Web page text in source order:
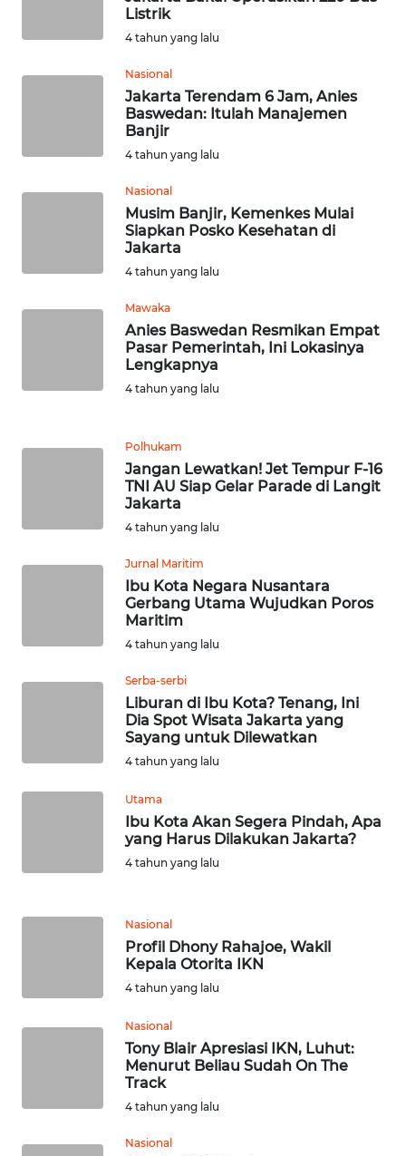
Listrik
4 tahun yang lalu
Nasional
Jakarta Terendam 6 Jam, Anies
Baswedan: Itulah Manajemen
Banjir
4 tahun yang lalu
Nasional
Musim Banjir, Kemenkes Mulai
Siapkan Posko Kesehatan di
Jakarta
4 tahun yang lalu
Mawaka
Anies Baswedan Resmikan Empat
Pasar Pemerintah, Ini Lokasinya
Lengkapnya
4 tahun yang lalu
Polhukam
Jangan Lewatkan! Jet Tempur F-16
TNI AU Siap Gelar Parade di Langit
Jakarta
4 tahun yang lalu
Jurnal Maritim
Ibu Kota Negara Nusantara
Gerbang Utama Wujudkan Poros
Maritim
4 tahun yang lalu
Serba-serbi
Liburan di Ibu Kota? Tenang, Ini
Dia Spot Wisata Jakarta yang
Sayang untuk Dilewatkan
4 tahun yang lalu
Utama
Ibu Kota Akan Segera Pindah, Apa
yang Harus Dilakukan Jakarta?
4 tahun yang lalu
Nasional
Profil Dhony Rahajoe, Wakil
Kepala Otorita IKN
4 tahun yang lalu
Nasional
Tony Blair Apresiasi IKN, Luhut:
Menurut Beliau Sudah On The
Track
4 tahun yang lalu
Nasional
KALTARA
WN
SULSEL
WN
WN
DANAU
NIAS
SELATAN